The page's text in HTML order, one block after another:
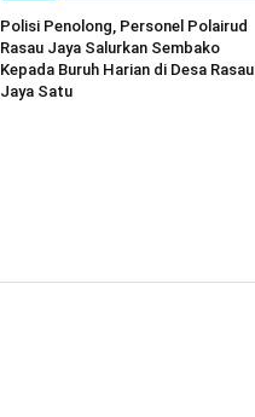
Polisi Penolong, Personel Polairud
Rasau Jaya Salurkan Sembako
Kepada Buruh Harian di Desa Rasau
Jaya Satu